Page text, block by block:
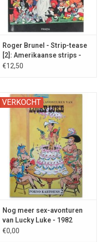
Roger Brunel - Strip-tease
[2]: Amerikaanse strips -
1983
€12,50
VERKOCHT
Tweede deel van pornografische
parodieën met het Cowboy
personage van Morris & Goscinny.
Nog meer sex-avonturen
van Lucky Luke - 1982
€0,00